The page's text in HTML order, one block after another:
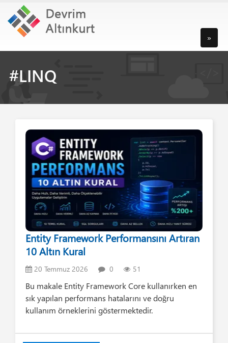
»
#LINQ
Entity Framework Performansını Artıran
10 Altın Kural
20 Temmuz 2026 0 51
Bu makale Entity Framework Core kullanırken en
sık yapılan performans hatalarını ve doğru
kullanım örneklerini göstermektedir.